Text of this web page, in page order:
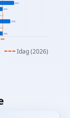
2026
2029
2026
2025
2028
2025
2026
Idag (2026)